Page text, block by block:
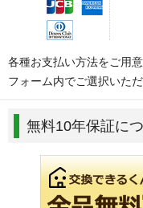
各種お支払い方法をご用
フォーム内でご選択いただ
無料10年保証に